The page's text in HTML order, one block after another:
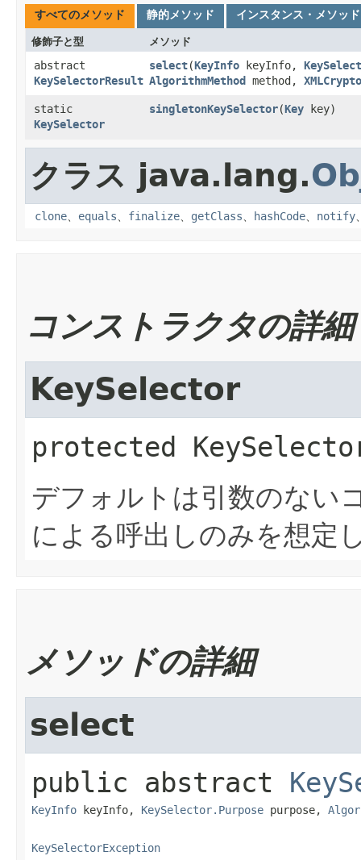
すべてのメソッド 静的メソッド インスタンス・メソッド
修飾子と型 メソッド
abstract
KeySelectorResult
select​(KeyInfo keyInfo,
AlgorithmMethod method,
static
KeySelector
singletonKeySelector​(Key key)
クラス java.lang.
clone、 equals、 finalize、 getClass、 hashCode、 notify
コンストラクタの詳細
KeySelector
protected
デフォルトは引数のない
による呼出しのみを想定
メソッドの詳細
select
public abstract
KeyInfo keyInfo, KeySelector.Purpose purpose,
KeySelectorException